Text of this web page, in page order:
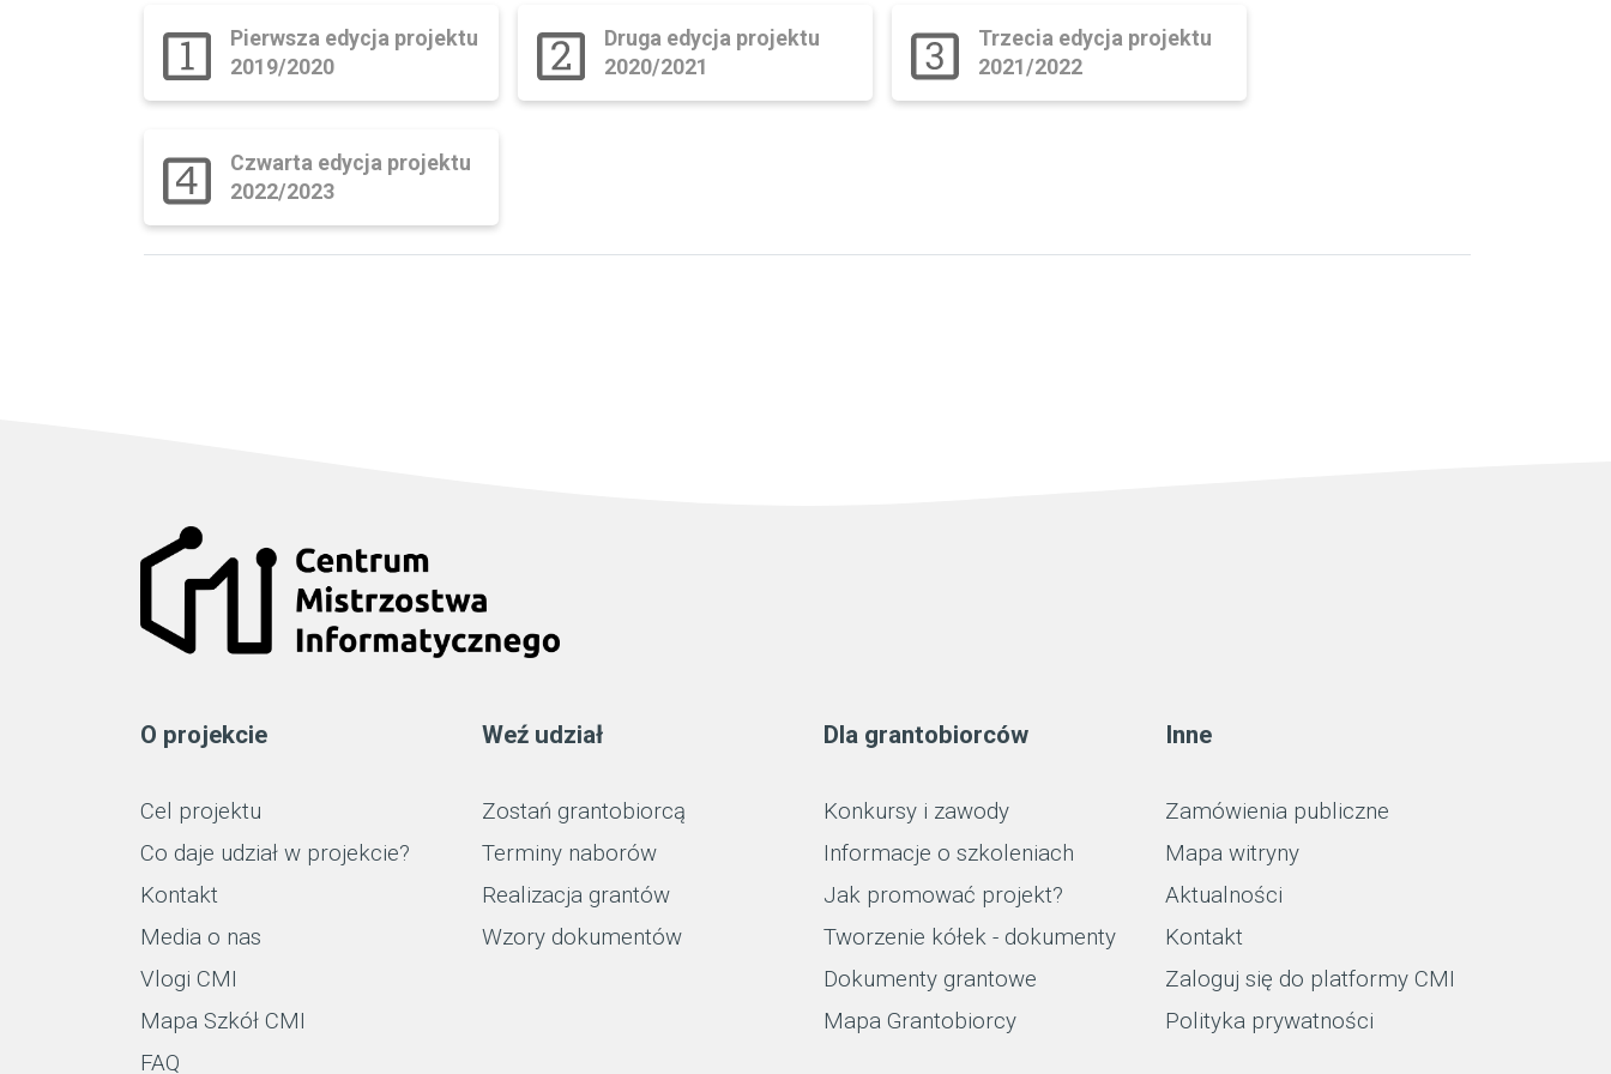
Pierwsza edycja projektu
2019/2020
Druga edycja projektu
2020/2021
Trzecia edycja projektu
2021/2022
Czwarta edycja projektu
2022/2023
O projekcie
Cel projektu
Co daje udział w projekcie?
Kontakt
Media o nas
Vlogi CMI
Mapa Szkół CMI
FAQ
Weź udział
Zostań grantobiorcą
Terminy naborów
Realizacja grantów
Wzory dokumentów
Dla grantobiorców
Konkursy i zawody
Informacje o szkoleniach
Jak promować projekt?
Tworzenie kółek - dokumenty
Dokumenty grantowe
Mapa Grantobiorcy
Inne
Zamówienia publiczne
Mapa witryny
Aktualności
Kontakt
Zaloguj się do platformy CMI
Polityka prywatności